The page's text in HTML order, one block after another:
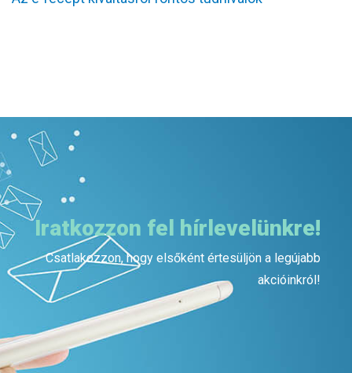
Iratkozzon fel hírlevelünkre!
Csatlakozzon, hogy elsőként értesüljön a legújabb
akcióinkról!